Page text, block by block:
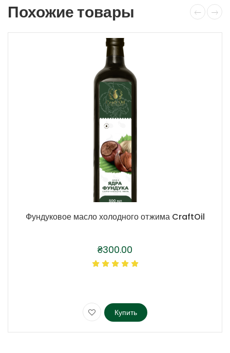
Похожие товары
Фундуковое масло холодного отжима CraftOil
₴300.00
Купить